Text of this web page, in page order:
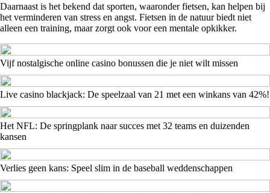
Daarnaast is het bekend dat sporten, waaronder fietsen, kan helpen bij
het verminderen van stress en angst. Fietsen in de natuur biedt niet
alleen een training, maar zorgt ook voor een mentale opkikker.
Vijf nostalgische online casino bonussen die je niet wilt missen
Live casino blackjack: De speelzaal van 21 met een winkans van 42%!
Het NFL: De springplank naar succes met 32 teams en duizenden
kansen
Verlies geen kans: Speel slim in de baseball weddenschappen